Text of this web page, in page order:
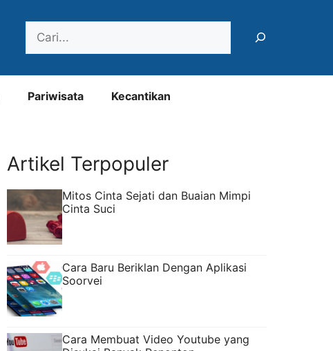
Pariwisata Kecantikan
Artikel Terpopuler
Mitos Cinta Sejati dan Buaian Mimpi
Cinta Suci
Cara Baru Beriklan Dengan Aplikasi
Soorvei
Cara Membuat Video Youtube yang